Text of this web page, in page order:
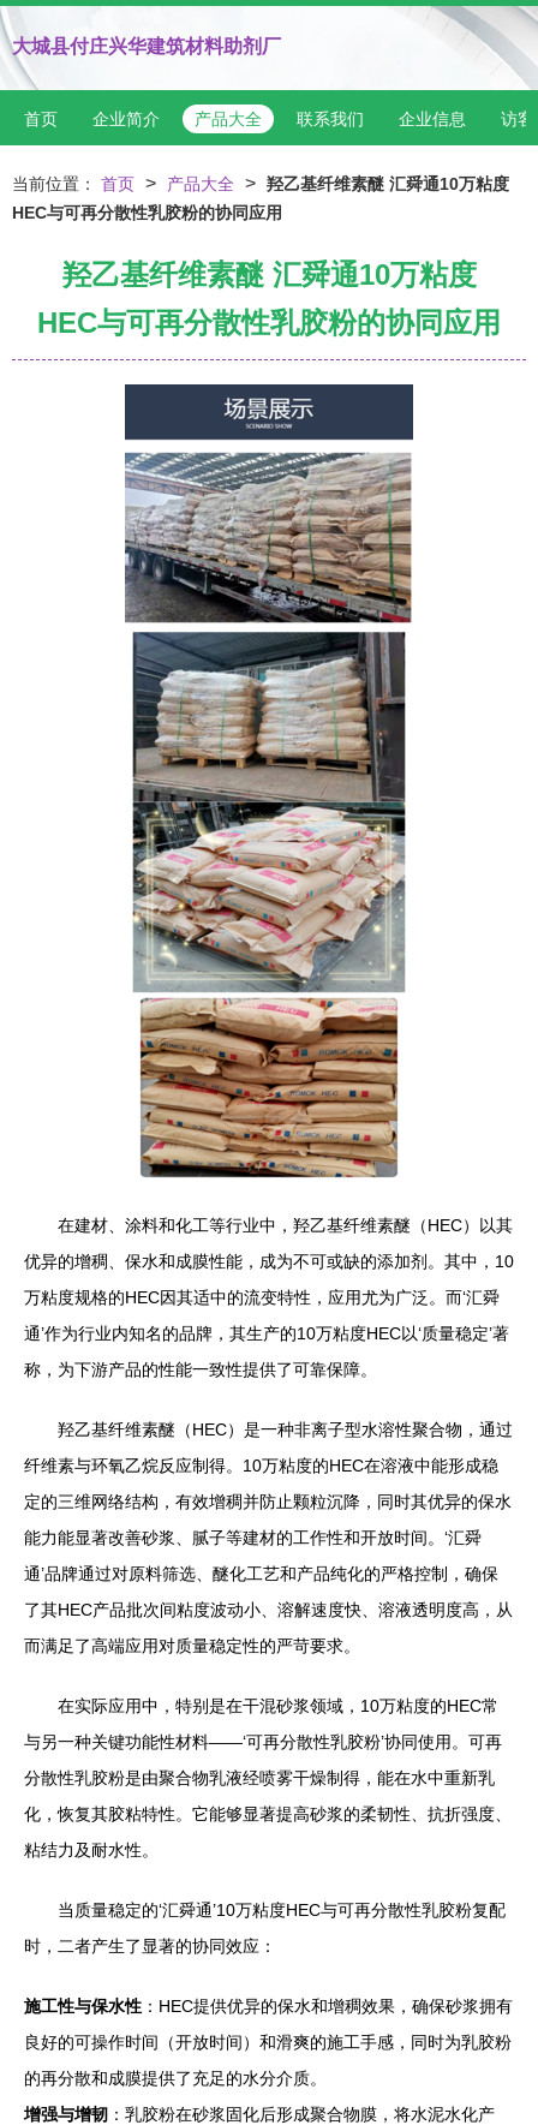
大城县付庄兴华建筑材料助剂厂
首页 企业简介 产品大全 联系我们 企业信息 访客
当前位置： 首页 > 产品大全 > 羟乙基纤维素醚 汇舜通10万粘度
HEC与可再分散性乳胶粉的协同应用
羟乙基纤维素醚 汇舜通10万粘度
HEC与可再分散性乳胶粉的协同应用
在建材、涂料和化工等行业中，羟乙基纤维素醚（HEC）以其
优异的增稠、保水和成膜性能，成为不可或缺的添加剂。其中，10
万粘度规格的HEC因其适中的流变特性，应用尤为广泛。而‘汇舜
通’作为行业内知名的品牌，其生产的10万粘度HEC以‘质量稳定’著
称，为下游产品的性能一致性提供了可靠保障。
羟乙基纤维素醚（HEC）是一种非离子型水溶性聚合物，通过
纤维素与环氧乙烷反应制得。10万粘度的HEC在溶液中能形成稳
定的三维网络结构，有效增稠并防止颗粒沉降，同时其优异的保水
能力能显著改善砂浆、腻子等建材的工作性和开放时间。‘汇舜
通’品牌通过对原料筛选、醚化工艺和产品纯化的严格控制，确保
了其HEC产品批次间粘度波动小、溶解速度快、溶液透明度高，从
而满足了高端应用对质量稳定性的严苛要求。
在实际应用中，特别是在干混砂浆领域，10万粘度的HEC常
与另一种关键功能性材料——‘可再分散性乳胶粉’协同使用。可再
分散性乳胶粉是由聚合物乳液经喷雾干燥制得，能在水中重新乳
化，恢复其胶粘特性。它能够显著提高砂浆的柔韧性、抗折强度、
粘结力及耐水性。
当质量稳定的‘汇舜通’10万粘度HEC与可再分散性乳胶粉复配
时，二者产生了显著的协同效应：
施工性与保水性 ：HEC提供优异的保水和增稠效果，确保砂浆拥有
良好的可操作时间（开放时间）和滑爽的施工手感，同时为乳胶粉
的再分散和成膜提供了充足的水分介质。
增强与增韧 ：乳胶粉在砂浆固化后形成聚合物膜，将水泥水化产